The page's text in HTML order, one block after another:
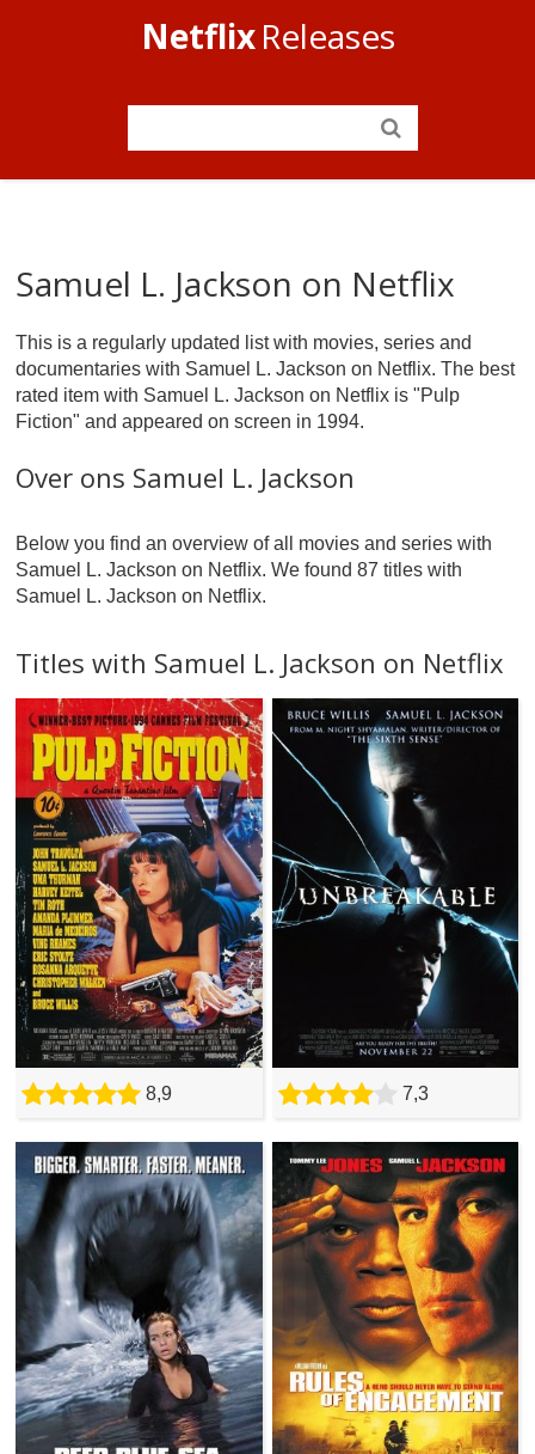
NetflixReleases
Samuel L. Jackson on Netflix
This is a regularly updated list with movies, series and
documentaries with Samuel L. Jackson on Netflix. The best
rated item with Samuel L. Jackson on Netflix is "Pulp
Fiction" and appeared on screen in 1994.
Over ons Samuel L. Jackson
Below you find an overview of all movies and series with
Samuel L. Jackson on Netflix. We found 87 titles with
Samuel L. Jackson on Netflix.
Titles with Samuel L. Jackson on Netflix
8,9 7,3